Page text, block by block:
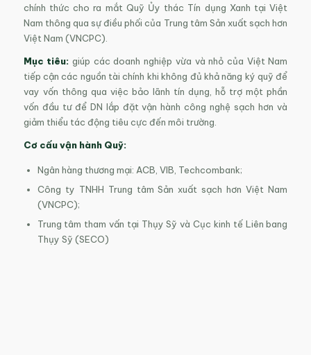
chính thức cho ra mắt Quỹ Ủy thác Tín dụng Xanh tại Việt
Nam thông qua sự điều phối của Trung tâm Sản xuất sạch hơn
Việt Nam (VNCPC).
Mục tiêu: giúp các doanh nghiệp vừa và nhỏ của Việt Nam
tiếp cận các nguồn tài chính khi không đủ khả năng ký quỹ để
vay vốn thông qua việc bảo lãnh tín dụng, hỗ trợ một phần
vốn đầu tư để DN lắp đặt vận hành công nghệ sạch hơn và
giảm thiểu tác động tiêu cực đến môi trường.
Cơ cấu vận hành Quỹ:
Ngân hàng thương mại: ACB, VIB, Techcombank;
Công ty TNHH Trung tâm Sản xuất sạch hơn Việt Nam
(VNCPC);
Trung tâm tham vấn tại Thụy Sỹ và Cục kinh tế Liên bang
Thụy Sỹ (SECO)